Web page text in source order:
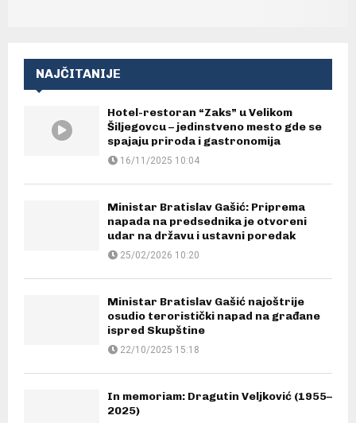
NAJČITANIJE
Hotel-restoran “Zaks” u Velikom
Šiljegovcu – jedinstveno mesto gde se
spajaju priroda i gastronomija
16/11/2025 10:04
Ministar Bratislav Gašić: Priprema
napada na predsednika je otvoreni
udar na državu i ustavni poredak
25/02/2026 10:20
Ministar Bratislav Gašić najoštrije
osudio teroristički napad na građane
ispred Skupštine
22/10/2025 15:18
In memoriam: Dragutin Veljković (1955–
2025)